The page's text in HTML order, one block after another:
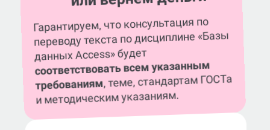
Гарантируем, что консультация по
переводу текста по дисциплине «Базы
данных Access» будет
соответствовать всем указанным
требованиям, теме, стандартам ГОСТа
и методическим указаниям.